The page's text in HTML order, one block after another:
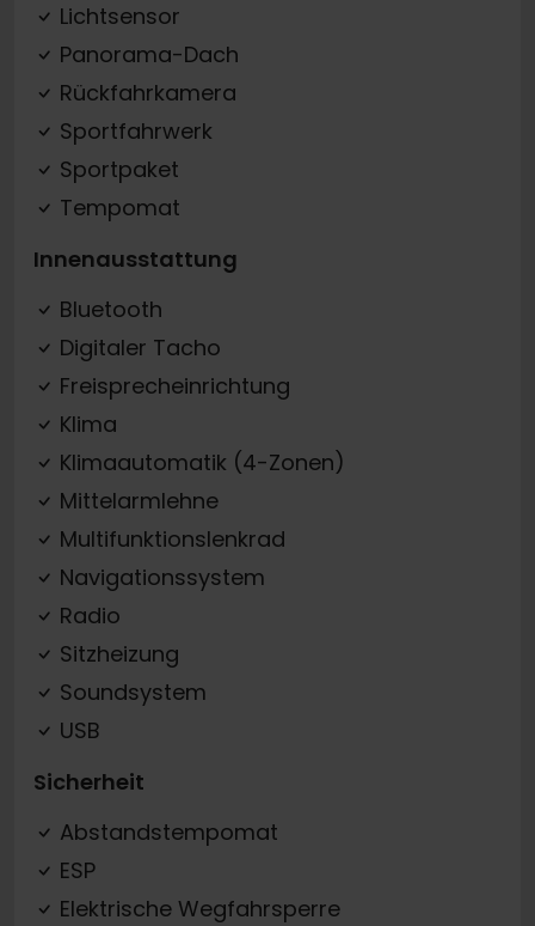
Lichtsensor
Panorama-Dach
Rückfahrkamera
Sportfahrwerk
Sportpaket
Tempomat
Innenausstattung
Bluetooth
Digitaler Tacho
Freisprecheinrichtung
Klima
Klimaautomatik (4-Zonen)
Mittelarmlehne
Multifunktionslenkrad
Navigationssystem
Radio
Sitzheizung
Soundsystem
USB
Sicherheit
Abstandstempomat
ESP
Elektrische Wegfahrsperre